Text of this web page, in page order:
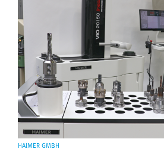
HAIMER GMBH